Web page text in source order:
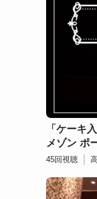
「ケーキ
メゾン ポ
45回視聴